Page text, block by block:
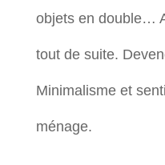
objets en double…
tout de suite.
Minimalisme et
ménage.